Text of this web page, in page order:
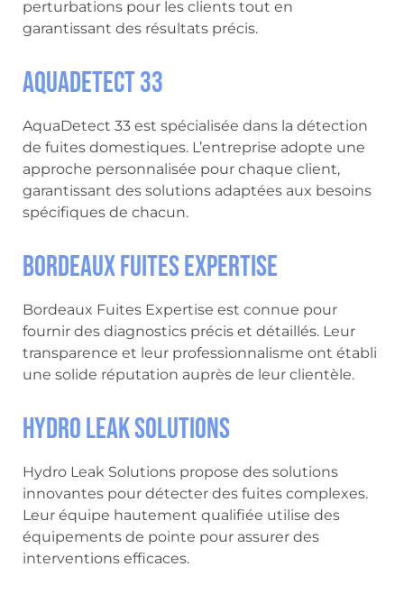
perturbations pour les clients tout en
garantissant des résultats précis.
AquaDetect 33
AquaDetect 33 est spécialisée dans la détection
de fuites domestiques. L’entreprise adopte une
approche personnalisée pour chaque client,
garantissant des solutions adaptées aux besoins
spécifiques de chacun.
Bordeaux Fuites Expertise
Bordeaux Fuites Expertise est connue pour
fournir des diagnostics précis et détaillés. Leur
transparence et leur professionnalisme ont établi
une solide réputation auprès de leur clientèle.
Hydro Leak Solutions
Hydro Leak Solutions propose des solutions
innovantes pour détecter des fuites complexes.
Leur équipe hautement qualifiée utilise des
équipements de pointe pour assurer des
interventions efficaces.